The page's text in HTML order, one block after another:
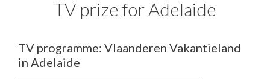
TV prize for Adelaide
TV programme: Vlaanderen Vakantieland
in Adelaide